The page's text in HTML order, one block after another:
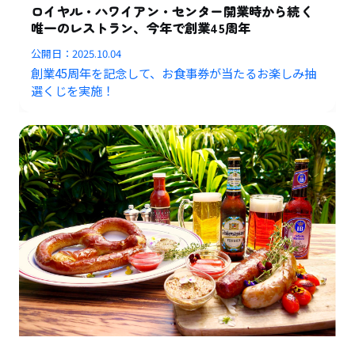
ロイヤル・ハワイアン・センター開業時から続く
唯一のレストラン、今年で創業45周年
公開日：2025.10.04
創業45周年を記念して、お食事券が当たるお楽しみ抽
選くじを実施！